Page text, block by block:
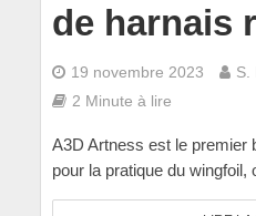
de harnais
19 novembre 2023
S.
2 Minute à lire
A3D Artness est le premier
pour la pratique du wingfoil,